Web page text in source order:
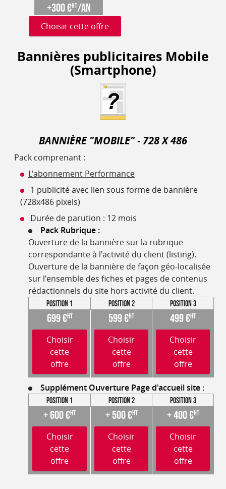
+300 €HT/an
Choisir cette offre
Bannières publicitaires Mobile
(Smartphone)
BANNIÈRE "MOBILE" - 728 X 486
Pack comprenant :
L'abonnement Performance
1 publicité avec lien sous forme de bannière
(728x486 pixels)
Durée de parution : 12 mois
Pack Rubrique :
Ouverture de la bannière sur la rubrique
correspondante à l'activité du client (listing).
Ouverture de la bannière de façon géo-localisée
sur l'ensemble des fiches et pages de contenus
rédactionnels du site hors activité du client.
Position 1 Position 2 Position 3
699 €HT 599 €HT 499 €HT
Choisir
cette
offre
Choisir
cette
offre
Choisir
cette
offre
Supplément Ouverture Page d'accueil site :
Position 1 Position 2 Position 3
+ 600 €HT + 500 €HT + 400 €HT
Choisir
cette
offre
Choisir
cette
offre
Choisir
cette
offre